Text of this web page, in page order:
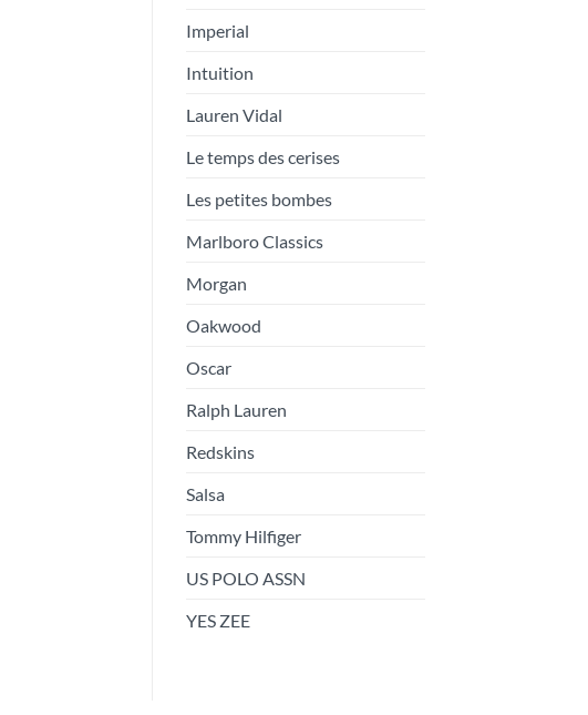
Imperial
Intuition
Lauren Vidal
Le temps des cerises
Les petites bombes
Marlboro Classics
Morgan
Oakwood
Oscar
Ralph Lauren
Redskins
Salsa
Tommy Hilfiger
US POLO ASSN
YES ZEE